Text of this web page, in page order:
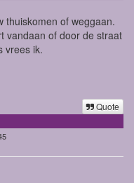
thuiskomen of weggaan.
vandaan of door de straat
vrees ik.
Quote